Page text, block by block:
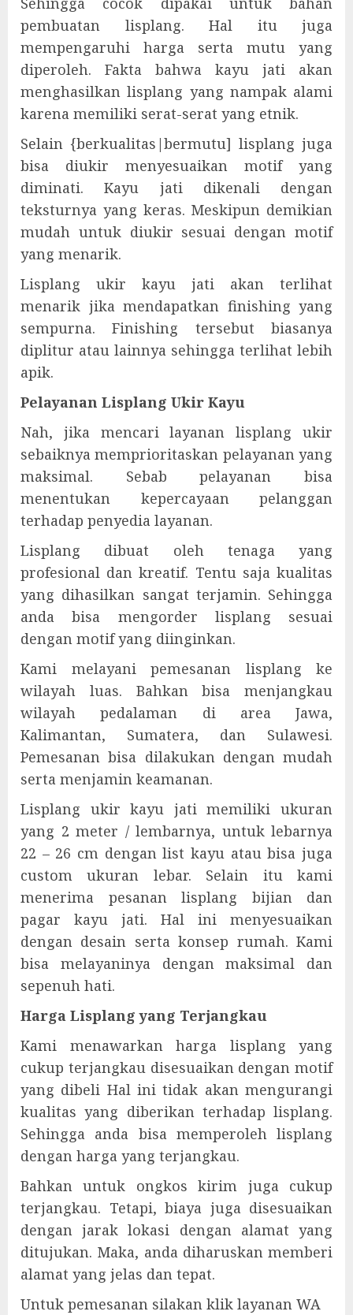
pembuatan lisplang. Hal itu juga
mempengaruhi harga serta mutu yang
diperoleh. Fakta bahwa kayu jati akan
menghasilkan lisplang yang nampak alami
karena memiliki serat-serat yang etnik.
Selain {berkualitas|bermutu] lisplang juga
bisa diukir menyesuaikan motif yang
diminati. Kayu jati dikenali dengan
teksturnya yang keras. Meskipun demikian
mudah untuk diukir sesuai dengan motif
yang menarik.
Lisplang ukir kayu jati akan terlihat
menarik jika mendapatkan finishing yang
sempurna. Finishing tersebut biasanya
diplitur atau lainnya sehingga terlihat lebih
apik.
Pelayanan Lisplang Ukir Kayu
Nah, jika mencari layanan lisplang ukir
sebaiknya memprioritaskan pelayanan yang
maksimal. Sebab pelayanan bisa
menentukan kepercayaan pelanggan
terhadap penyedia layanan.
Lisplang dibuat oleh tenaga yang
profesional dan kreatif. Tentu saja kualitas
yang dihasilkan sangat terjamin. Sehingga
anda bisa mengorder lisplang sesuai
dengan motif yang diinginkan.
Kami melayani pemesanan lisplang ke
wilayah luas. Bahkan bisa menjangkau
wilayah pedalaman di area Jawa,
Kalimantan, Sumatera, dan Sulawesi.
Pemesanan bisa dilakukan dengan mudah
serta menjamin keamanan.
Lisplang ukir kayu jati memiliki ukuran
yang 2 meter / lembarnya, untuk lebarnya
22 – 26 cm dengan list kayu atau bisa juga
custom ukuran lebar. Selain itu kami
menerima pesanan lisplang bijian dan
pagar kayu jati. Hal ini menyesuaikan
dengan desain serta konsep rumah. Kami
bisa melayaninya dengan maksimal dan
sepenuh hati.
Harga Lisplang yang Terjangkau
Kami menawarkan harga lisplang yang
cukup terjangkau disesuaikan dengan motif
yang dibeli Hal ini tidak akan mengurangi
kualitas yang diberikan terhadap lisplang.
Sehingga anda bisa memperoleh lisplang
dengan harga yang terjangkau.
Bahkan untuk ongkos kirim juga cukup
terjangkau. Tetapi, biaya juga disesuaikan
dengan jarak lokasi dengan alamat yang
ditujukan. Maka, anda diharuskan memberi
alamat yang jelas dan tepat.
Untuk pemesanan silakan klik layanan WA